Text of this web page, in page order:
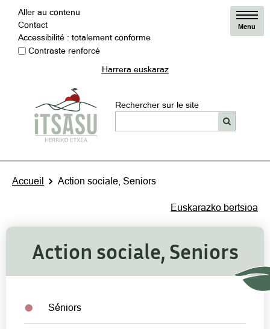
Aller au contenu
Contact
Accessibilité : totalement conforme
Contraste renforcé
Harrera euskaraz
Rechercher sur le site
Menu
Accueil Action sociale, Seniors
Euskarazko bertsioa
Action sociale, Seniors
Séniors